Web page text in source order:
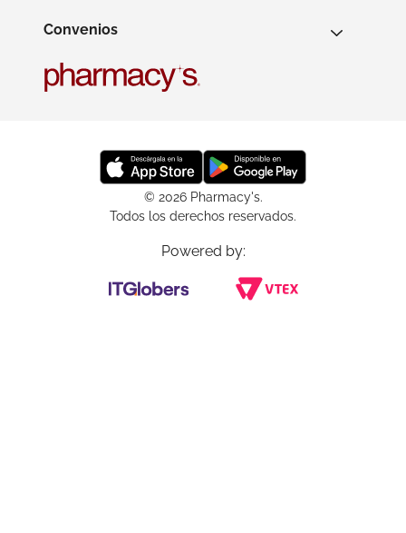
Convenios
© 2026 Pharmacy's.
Todos los derechos reservados.
Powered by: